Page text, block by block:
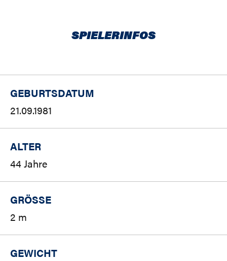
SPIELERINFOS
GEBURTSDATUM
21.09.1981
ALTER
44 Jahre
GRÖSSE
2 m
GEWICHT